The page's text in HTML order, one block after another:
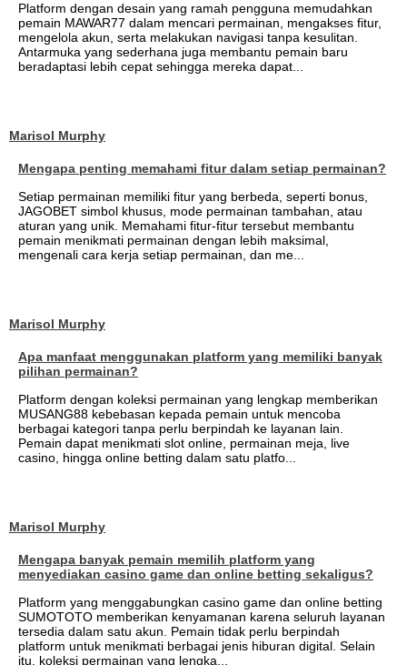
Platform dengan desain yang ramah pengguna memudahkan
pemain MAWAR77 dalam mencari permainan, mengakses fitur,
mengelola akun, serta melakukan navigasi tanpa kesulitan.
Antarmuka yang sederhana juga membantu pemain baru
beradaptasi lebih cepat sehingga mereka dapat...
Marisol Murphy
Mengapa penting memahami fitur dalam setiap permainan?
Setiap permainan memiliki fitur yang berbeda, seperti bonus,
JAGOBET simbol khusus, mode permainan tambahan, atau
aturan yang unik. Memahami fitur-fitur tersebut membantu
pemain menikmati permainan dengan lebih maksimal,
mengenali cara kerja setiap permainan, dan me...
Marisol Murphy
Apa manfaat menggunakan platform yang memiliki banyak
pilihan permainan?
Platform dengan koleksi permainan yang lengkap memberikan
MUSANG88 kebebasan kepada pemain untuk mencoba
berbagai kategori tanpa perlu berpindah ke layanan lain.
Pemain dapat menikmati slot online, permainan meja, live
casino, hingga online betting dalam satu platfo...
Marisol Murphy
Mengapa banyak pemain memilih platform yang
menyediakan casino game dan online betting sekaligus?
Platform yang menggabungkan casino game dan online betting
SUMOTOTO memberikan kenyamanan karena seluruh layanan
tersedia dalam satu akun. Pemain tidak perlu berpindah
platform untuk menikmati berbagai jenis hiburan digital. Selain
itu, koleksi permainan yang lengka...